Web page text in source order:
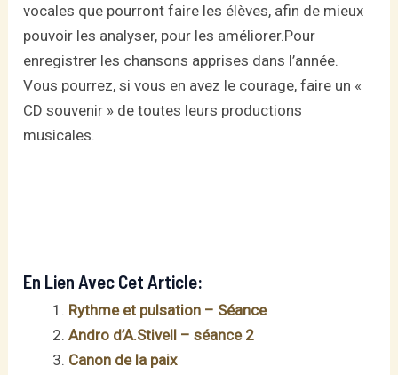
vocales que pourront faire les élèves, afin de mieux
pouvoir les analyser, pour les améliorer.Pour
enregistrer les chansons apprises dans l’année.
Vous pourrez, si vous en avez le courage, faire un «
CD souvenir » de toutes leurs productions
musicales.
En Lien Avec Cet Article:
Rythme et pulsation – Séance
Andro d’A.Stivell – séance 2
Canon de la paix